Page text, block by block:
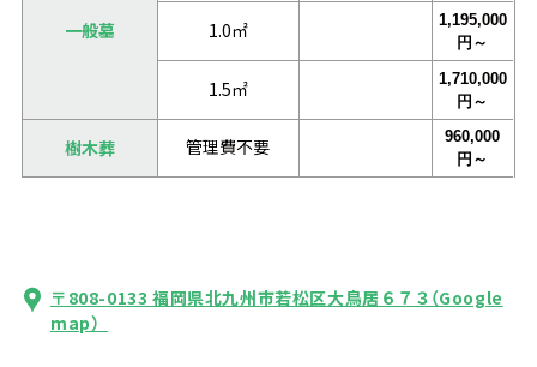
一般墓 1.0㎡
1,195,000
円～
1.5㎡
1,710,000
円～
樹木葬 管理費不要
960,000
円～
〒808-0133 福岡県北九州市若松区大鳥居６７３（Google
map）